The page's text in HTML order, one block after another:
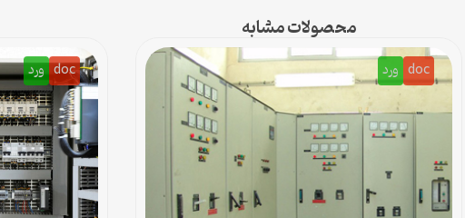
محصولات مشابه
doc ورد doc ورد